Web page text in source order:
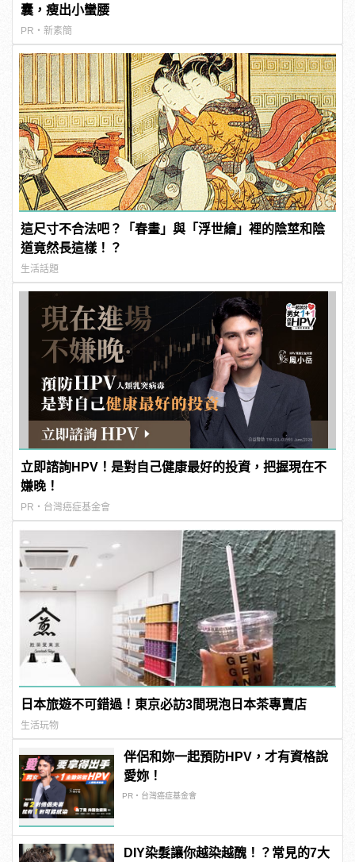
囊，瘦出小蠻腰
PR・新素簡
這尺寸不合法吧？「春畫」與「浮世繪」裡的陰莖和陰
道竟然長這樣！？
生活話題
立即諮詢HPV！是對自己健康最好的投資，把握現在不
嫌晚！
PR・台灣癌症基金會
日本旅遊不可錯過！東京必訪3間現泡日本茶專賣店
生活玩物
伴侶和妳一起預防HPV，才有資格說
愛妳！
PR・台灣癌症基金會
DIY染髮讓你越染越醜！？常見的7大